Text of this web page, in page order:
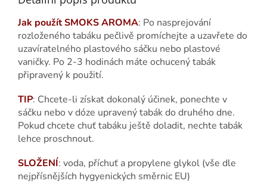
Jak použít SMOKS AROMA: Po nasprejování
rozloženého tabáku pečlivě promíchejte a uzavřete do
uzavíratelného plastového sáčku nebo plastové
vaničky. Po 2-3 hodinách máte ochucený tabák
připravený k použití.
TIP: Chcete-li získat dokonalý účinek, ponechte v
sáčku nebo v dóze upravený tabák do druhého dne.
Pokud chcete chuť tabáku ještě doladit, nechte tabák
lehce proschnout.
SLOŽENÍ: voda, příchuť a propylene glykol (vše dle
nejpřísnějších hygyenických směrnic EU)